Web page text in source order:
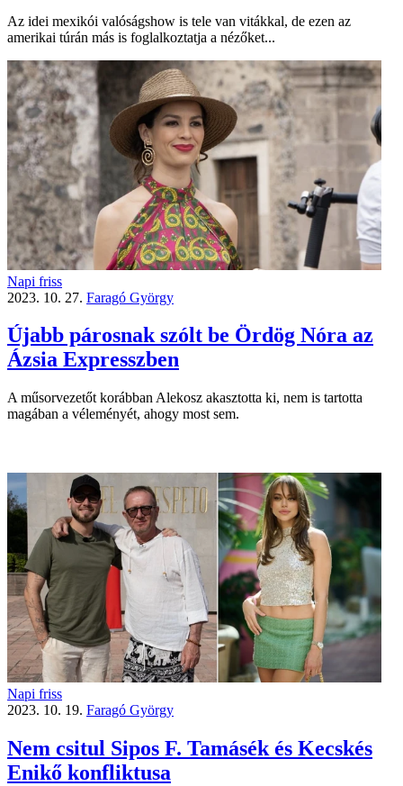
Az idei mexikói valóság­show is tele van vitákkal, de ezen az
amerikai túrán más is foglalkoztatja a nézőket...
Napi friss
2023. 10. 27. Faragó György
Újabb párosnak szólt be Ördög Nóra az
Ázsia Expresszben
A műsorvezetőt korábban Alekosz akasztotta ki, nem is tartotta
magában a véleményét, ahogy most sem.
Napi friss
2023. 10. 19. Faragó György
Nem csitul Sipos F. Tamásék és Kecskés
Enikő konfliktusa